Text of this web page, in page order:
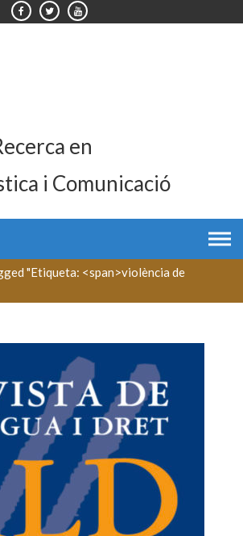
en
i Comunicació
"Etiqueta: <span>violència de